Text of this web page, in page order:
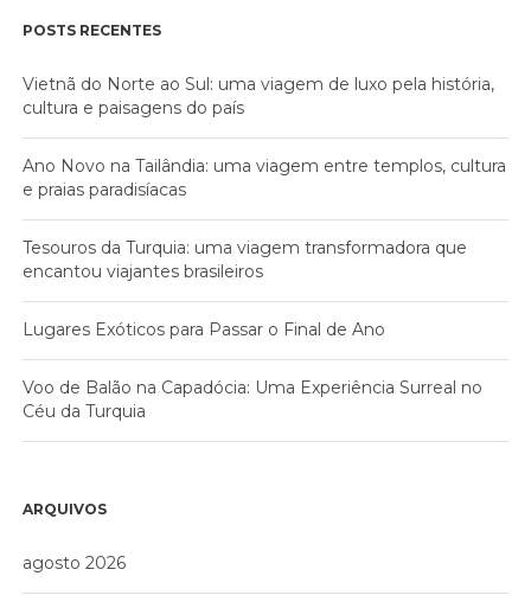
POSTS RECENTES
Vietnã do Norte ao Sul: uma viagem de luxo pela história,
cultura e paisagens do país
Ano Novo na Tailândia: uma viagem entre templos, cultura
e praias paradisíacas
Tesouros da Turquia: uma viagem transformadora que
encantou viajantes brasileiros
Lugares Exóticos para Passar o Final de Ano
Voo de Balão na Capadócia: Uma Experiência Surreal no
Céu da Turquia
ARQUIVOS
agosto 2026